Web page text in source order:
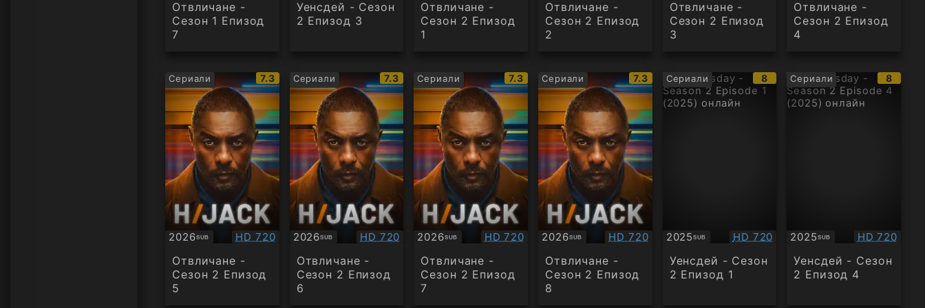
Отвличане -
Сезон 1 Епизод
7
Уенсдей - Сезон
2 Епизод 3
Отвличане -
Сезон 2 Епизод
1
Отвличане -
Сезон 2 Епизод
2
Отвличане -
Сезон 2 Епизод
3
Отвличане -
Сезон 2 Епизод
4
Сериали
IMDb
рейтинг:
7.3
2026SUB
Субтитри Качество:
HD 720
Отвличане -
Сезон 2 Епизод
5
Сериали
IMDb
рейтинг:
7.3
2026SUB
Субтитри Качество:
HD 720
Отвличане -
Сезон 2 Епизод
6
Сериали
IMDb
рейтинг:
7.3
2026SUB
Субтитри Качество:
HD 720
Отвличане -
Сезон 2 Епизод
7
Сериали
IMDb
рейтинг:
7.3
2026SUB
Субтитри Качество:
HD 720
Отвличане -
Сезон 2 Епизод
8
Сериали
IMDb
рейтинг:
8
2025SUB
Субтитри Качество:
HD 720
Уенсдей - Сезон
2 Епизод 1
Сериали
IMDb
8
2025SUB
Субтитри Качество:
HD 720
Уенсдей - Сезон
2 Епизод 4